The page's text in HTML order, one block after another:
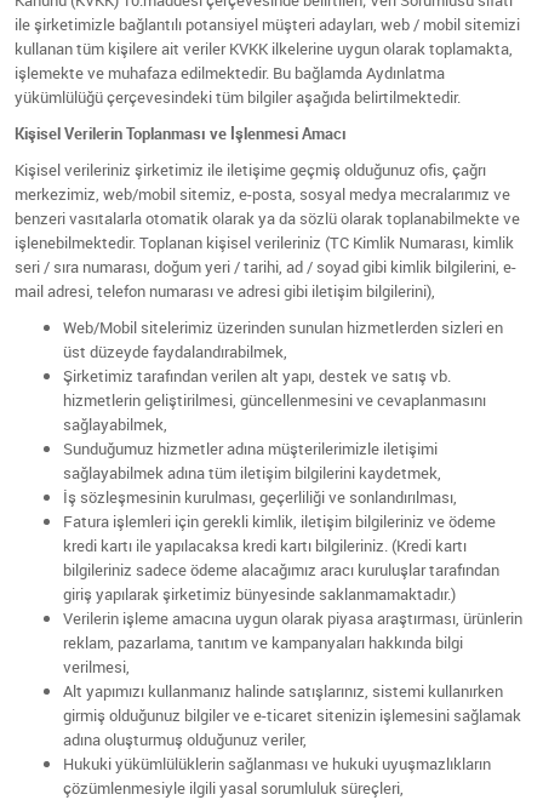
ile şirketimizle bağlantılı potansiyel müşteri adayları, web / mobil sitemizi
kullanan tüm kişilere ait veriler KVKK ilkelerine uygun olarak toplamakta,
işlemekte ve muhafaza edilmektedir. Bu bağlamda Aydınlatma
yükümlülüğü çerçevesindeki tüm bilgiler aşağıda belirtilmektedir.
Kişisel Verilerin Toplanması ve İşlenmesi Amacı
Kişisel verileriniz şirketimiz ile iletişime geçmiş olduğunuz ofis, çağrı
merkezimiz, web/mobil sitemiz, e-posta, sosyal medya mecralarımız ve
benzeri vasıtalarla otomatik olarak ya da sözlü olarak toplanabilmekte ve
işlenebilmektedir. Toplanan kişisel verileriniz (TC Kimlik Numarası, kimlik
seri / sıra numarası, doğum yeri / tarihi, ad / soyad gibi kimlik bilgilerini, e-
mail adresi, telefon numarası ve adresi gibi iletişim bilgilerini),
Web/Mobil sitelerimiz üzerinden sunulan hizmetlerden sizleri en
üst düzeyde faydalandırabilmek,
Şirketimiz tarafından verilen alt yapı, destek ve satış vb.
hizmetlerin geliştirilmesi, güncellenmesini ve cevaplanmasını
sağlayabilmek,
Sunduğumuz hizmetler adına müşterilerimizle iletişimi
sağlayabilmek adına tüm iletişim bilgilerini kaydetmek,
İş sözleşmesinin kurulması, geçerliliği ve sonlandırılması,
Fatura işlemleri için gerekli kimlik, iletişim bilgileriniz ve ödeme
kredi kartı ile yapılacaksa kredi kartı bilgileriniz. (Kredi kartı
bilgileriniz sadece ödeme alacağımız aracı kuruluşlar tarafından
giriş yapılarak şirketimiz bünyesinde saklanmamaktadır.)
Verilerin işleme amacına uygun olarak piyasa araştırması, ürünlerin
reklam, pazarlama, tanıtım ve kampanyaları hakkında bilgi
verilmesi,
Alt yapımızı kullanmanız halinde satışlarınız, sistemi kullanırken
girmiş olduğunuz bilgiler ve e-ticaret sitenizin işlemesini sağlamak
adına oluşturmuş olduğunuz veriler,
Hukuki yükümlülüklerin sağlanması ve hukuki uyuşmazlıkların
çözümlenmesiyle ilgili yasal sorumluluk süreçleri,